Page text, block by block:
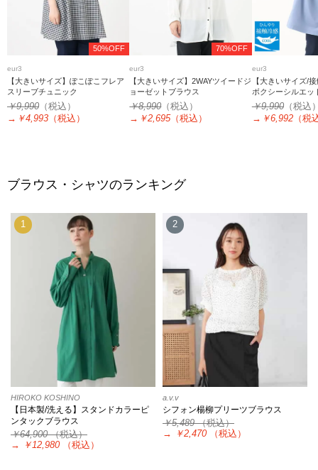
50%OFF
eur3
【大きいサイズ】ぽこぽこフレア
スリーブチュニック
￥9,990 （税込）
→ ￥4,993 （税込）
70%OFF
eur3
【大きいサイズ】2WAYツイードジ
ョーゼットブラウス
￥8,990（税込）
→ ￥2,695（税込）
eur3
【大きいサイズ/
ボクシーシルエッ
￥9,990（税込
→ ￥6,992（税
ブラウス・シャツのランキング
1
HIROKO KOSHINO
【日本製/洗える】スタンドカラーピ
ンタックブラウス
￥64,900（税込）
→
￥12,980 （税込）
2
a.v.v
シフォン楊柳プリーツブラウス
￥5,489（税込）
→
￥2,470 （税込）